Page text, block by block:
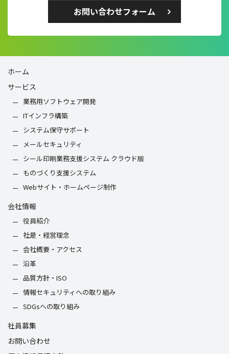
お問い合わせフォーム
ホーム
サービス
業務用ソフトウェア開発
ITインフラ構築
システム保守サポート
メールセキュリティ
シール印刷業務支援システム クラウド版
ものづくり支援システム
Webサイト・ホームページ制作
会社情報
役員紹介
社是・経営理念
会社概要・アクセス
沿革
品質方針・ISO
情報セキュリティへの取り組み
SDGsへの取り組み
社員募集
お問い合わせ